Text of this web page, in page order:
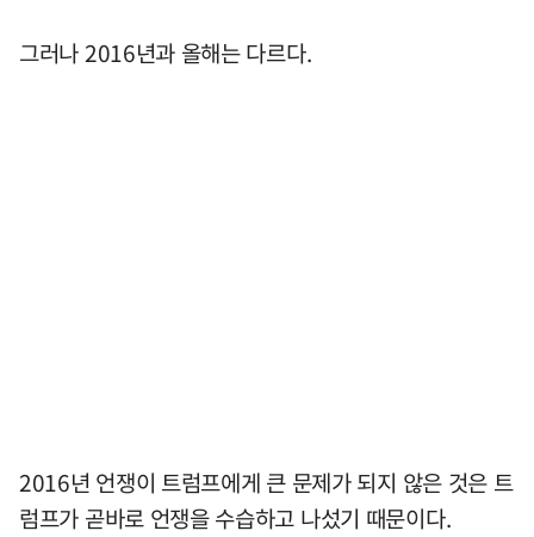
그러나 2016년과 올해는 다르다.
2016년 언쟁이 트럼프에게 큰 문제가 되지 않은 것은 트
럼프가 곧바로 언쟁을 수습하고 나섰기 때문이다.